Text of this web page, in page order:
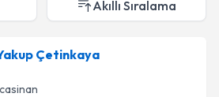
Akıllı Sıralama
Çetinkaya